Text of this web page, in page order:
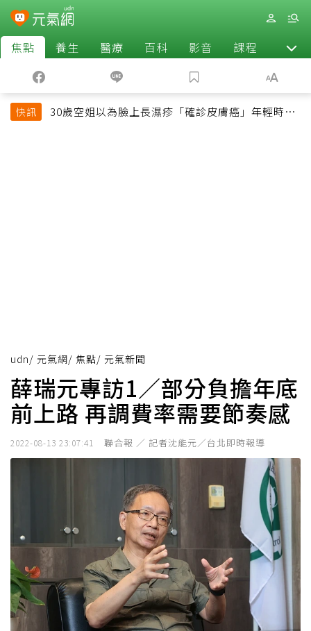
焦點 養生 醫療 百科 影音 課程 退休
快訊
30歲空姐以為臉上長濕疹「確診皮膚癌」年輕時一
udn/ 元氣網/ 焦點/ 元氣新聞
薛瑞元專訪1／部分負擔年底
前上路 再調費率需要節奏感
2022-08-13 23:07:41 聯合報 ／ 記者沈能元／台北即時報導